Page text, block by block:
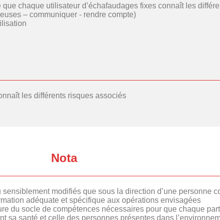
chaque utilisateur d’échafaudages fixes connaît les
– communiquer ‐ rendre compte)
les différents risques associés
Nota
modifiés que sous la direction d’une personne
adéquate et spécifique aux opérations envisagées
du socle de compétences nécessaires pour que chaque
sa santé et celle des personnes présentes dans